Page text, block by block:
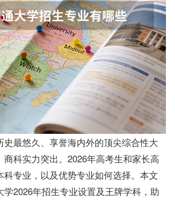
最悠久、享誉海内外的顶尖综合性大
科实力突出。2026年高考生和家长高
科专业，以及优势专业如何选择。本文
2026年招生专业设置及王牌学科，助